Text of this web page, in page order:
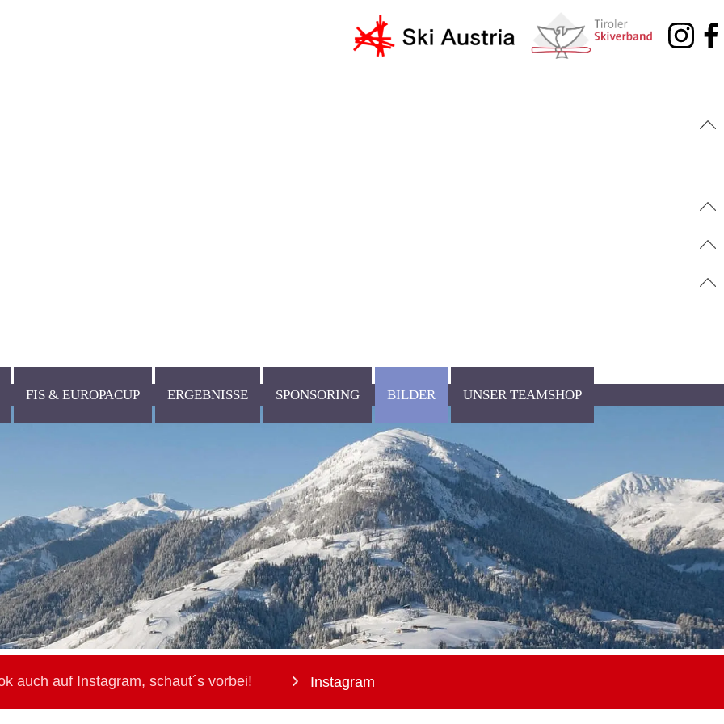
FIS & EUROPACUP
ERGEBNISSE
SPONSORING
BILDER UNSER TEAMSHOP
auch auf Instagram, schaut´s vorbei! Instagram